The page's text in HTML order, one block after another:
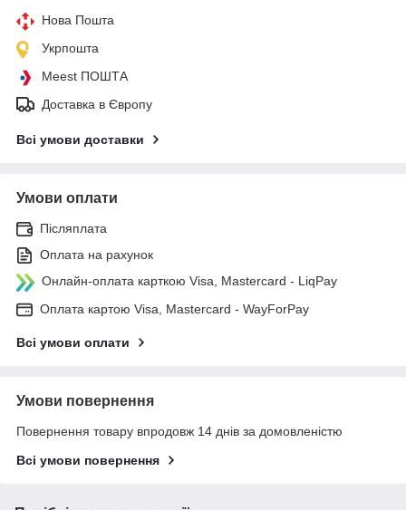
Нова Пошта
Укрпошта
Meest ПОШТА
Доставка в Європу
Всі умови доставки
Умови оплати
Післяплата
Оплата на рахунок
Онлайн-оплата карткою Visa, Mastercard - LiqPay
Оплата картою Visa, Mastercard - WayForPay
Всі умови оплати
Умови повернення
Повернення товару впродовж 14 днів за домовленістю
Всі умови повернення